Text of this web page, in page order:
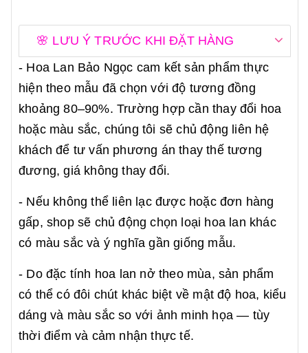
🌸 LƯU Ý TRƯỚC KHI ĐẶT HÀNG
- Hoa Lan Bảo Ngọc cam kết sản phẩm thực
hiện theo mẫu đã chọn với độ tương đồng
khoảng 80–90%. Trường hợp cần thay đổi hoa
hoặc màu sắc, chúng tôi sẽ chủ động liên hệ
khách để tư vấn phương án thay thế tương
đương, giá không thay đổi.
- Nếu không thể liên lạc được hoặc đơn hàng
gấp, shop sẽ chủ động chọn loại hoa lan khác
có màu sắc và ý nghĩa gần giống mẫu.
- Do đặc tính hoa lan nở theo mùa, sản phẩm
có thể có đôi chút khác biệt về mật độ hoa, kiểu
dáng và màu sắc so với ảnh minh họa — tùy
thời điểm và cảm nhận thực tế.